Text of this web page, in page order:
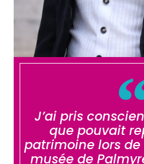
J’ai pris
que pouvait
patrimoine lors de
musée de